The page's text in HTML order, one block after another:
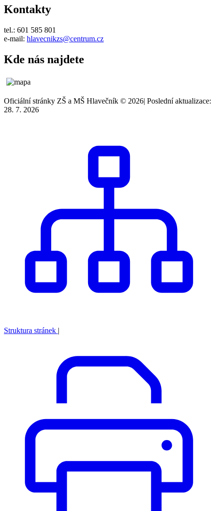
Kontakty
tel.: 601 585 801
e-mail: hlavecnikzs@centrum.cz
Kde nás najdete
Oficiální stránky ZŠ a MŠ Hlavečník © 2026 Poslední aktualizace:
28. 7. 2026
Struktura stránek